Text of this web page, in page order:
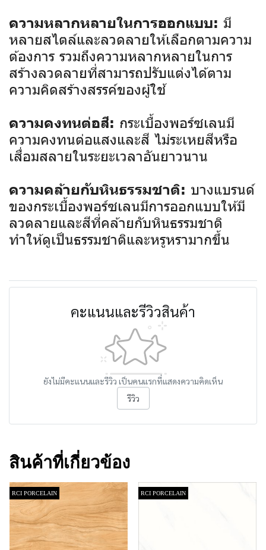
ความหลากหลายในการออกแบบ: มี
หลายสไตล์และลวดลายให้เลือกตามความ
ต้องการ รวมถึงความหลากหลายในการ
สร้างลวดลายที่สามารถปรับแต่งได้ตาม
ความคิดสร้างสรรค์ของผู้ใช้
ความคงทนต่อสี: กระเบื้องพอร์ซเลนมี
ความคงทนต่อแสงและสี ไม่ระเหยสีหรือ
เสื่อมสลายในระยะเวลาอันยาวนาน
ความคล้ายกับหินธรรมชาติ: บางแบรนด์
ของกระเบื้องพอร์ซเลนมีการออกแบบให้มี
ลวดลายและสีที่คล้ายกับหินธรรมชาติ
ทำให้ดูเป็นธรรมชาติและหรูหรามากขึ้น
คะแนนและรีวิวสินค้า
ยังไม่มีคะแนนและรีวิว เป็นคนแรกที่แสดงความคิดเห็น
รีวิว
สินค้าที่เกี่ยวข้อง
RCI PORCELAIN RCI PORCELAIN